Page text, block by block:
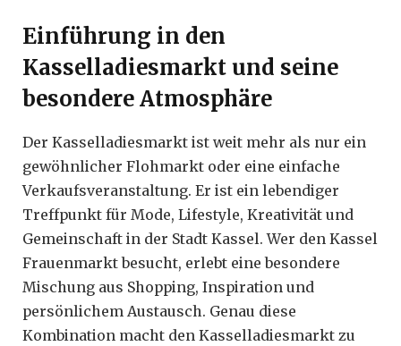
Einführung in den
Kasselladiesmarkt und seine
besondere Atmosphäre
Der Kasselladiesmarkt ist weit mehr als nur ein
gewöhnlicher Flohmarkt oder eine einfache
Verkaufsveranstaltung. Er ist ein lebendiger
Treffpunkt für Mode, Lifestyle, Kreativität und
Gemeinschaft in der Stadt Kassel. Wer den Kassel
Frauenmarkt besucht, erlebt eine besondere
Mischung aus Shopping, Inspiration und
persönlichem Austausch. Genau diese
Kombination macht den Kasselladiesmarkt zu